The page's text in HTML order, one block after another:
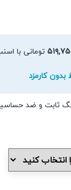
تومانی با
کارمزد